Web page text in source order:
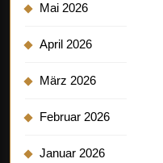
Mai 2026
April 2026
März 2026
Februar 2026
Januar 2026